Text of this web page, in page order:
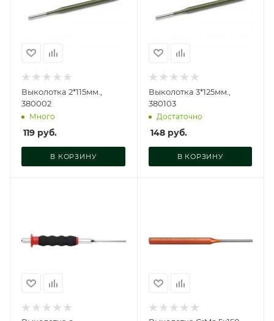
Выколотка 2*115мм.,
380002
Много
119 руб.
В КОРЗИНУ
Выколотка 3*125мм.,
380103
Достаточно
148руб.
В КОРЗИНУ